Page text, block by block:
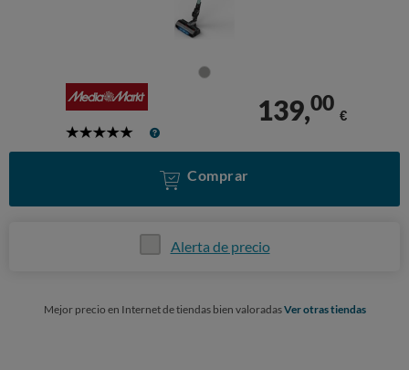
5
139,00
€
Comprar
Alerta de precio
Mejor precio en Internet de tiendas bien valoradasVer otras tiendas